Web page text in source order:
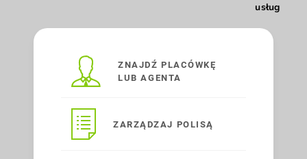
usług
ZNAJDŹ PLACÓWKĘ
LUB AGENTA
ZARZĄDZAJ POLISĄ